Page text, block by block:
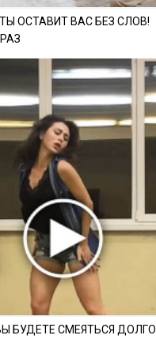
ОСТАВИТ ВАС БЕЗ СЛОВ!
БУДЕТЕ СМЕЯТЬСЯ ДОЛГО